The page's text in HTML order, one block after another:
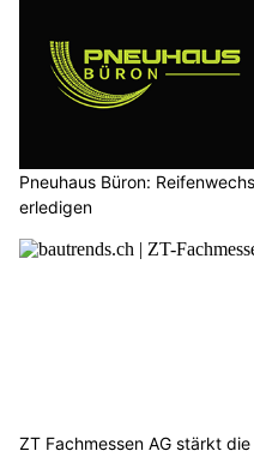
Pneuhaus Büron:
erledigen
ZT Fachmessen AG stärkt